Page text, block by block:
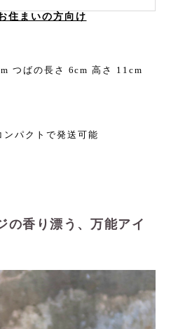
住まいの方向け
つばの長さ 6cm 高さ 11cm
パクトで発送可能
の香り漂う、万能アイ